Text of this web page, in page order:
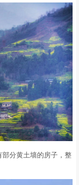
分黄土墙的房子，整